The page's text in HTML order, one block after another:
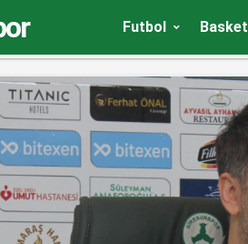
Futbol
Kazancı, Şenol Güneş’le bir